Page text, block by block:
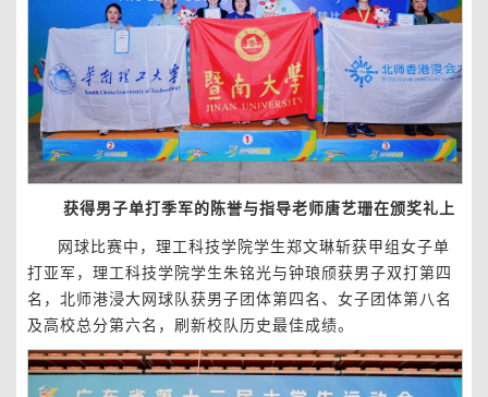
获得男子单打季军的陈誉与指导老师唐艺珊在颁奖礼上
网球比赛中，理工科技学院学生郑文琳斩获甲组女子单
打亚军，理工科技学院学生朱铭光与钟琅颀获男子双打第四
名，北师港浸大网球队获男子团体第四名、女子团体第八名
及高校总分第六名，刷新校队历史最佳成绩。